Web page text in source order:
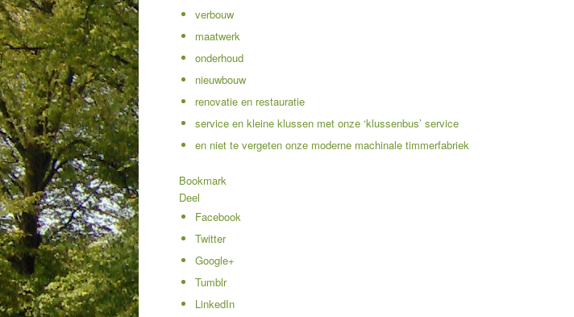
verbouw
maatwerk
onderhoud
nieuwbouw
renovatie en restauratie
service en kleine klussen met onze ‘klussenbus’ service
en niet te vergeten onze moderne machinale timmerfabriek
Bookmark
Deel
Facebook
Twitter
Google+
Tumblr
LinkedIn